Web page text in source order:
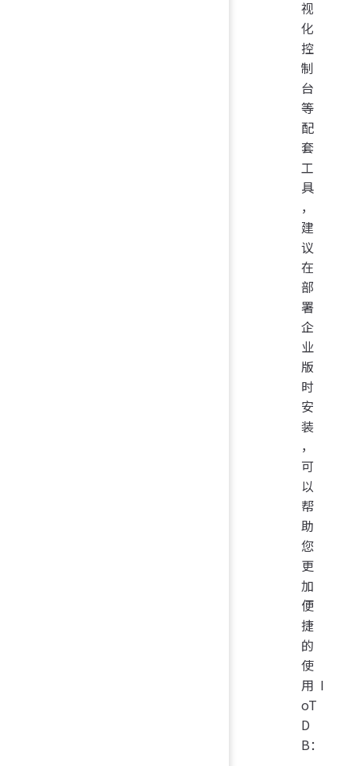
视
化
控
制
台
等
配
套
工
具
，
建
议
在
部
署
企
业
版
时
安
装
，
可
以
帮
助
您
更
加
便
捷
的
使
用 I
oT
D
B：